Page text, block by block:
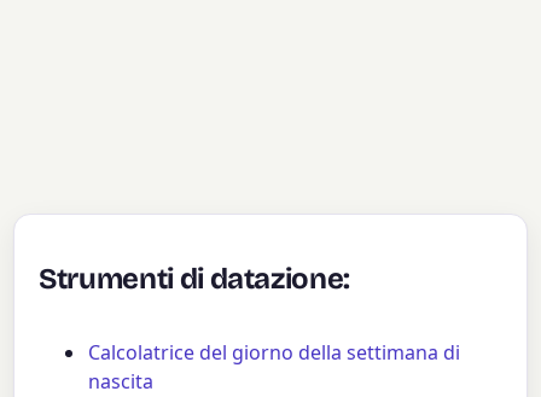
Strumenti di datazione:
Calcolatrice del giorno della settimana di
nascita